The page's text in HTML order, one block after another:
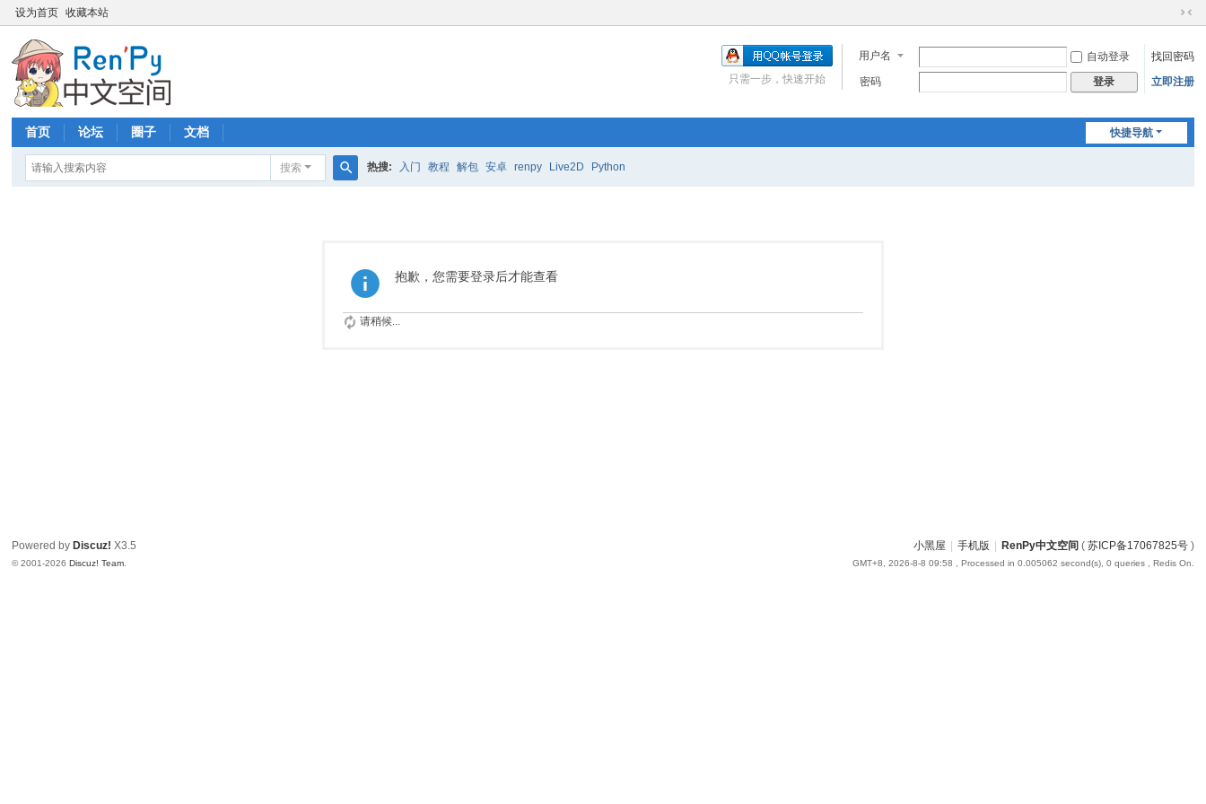
设为首页 收藏本站
切
到
窄
用户名 自动登录
找回密码
密码
登录 立即注册
只需一步，快速开始
快捷导航
首页 论坛 圈子 文档
搜索 热搜: 入门 教程 解包 安卓 renpy Live2D Python
抱歉，您需要登录后才能查看
请稍候...
小黑屋 手机版 RenPy中文空间 ( 苏ICP备17067825号)
GMT+8, 2026-8-8 09:58 , Processed in 0.005062 second(s), 0 queries , Redis On.
Powered by Discuz! X3.5
© 2001-2026Discuz! Team